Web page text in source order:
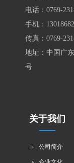
电话：0769-
手机：
传真：0769-
地址：中国广
号
关于我们
公司简介